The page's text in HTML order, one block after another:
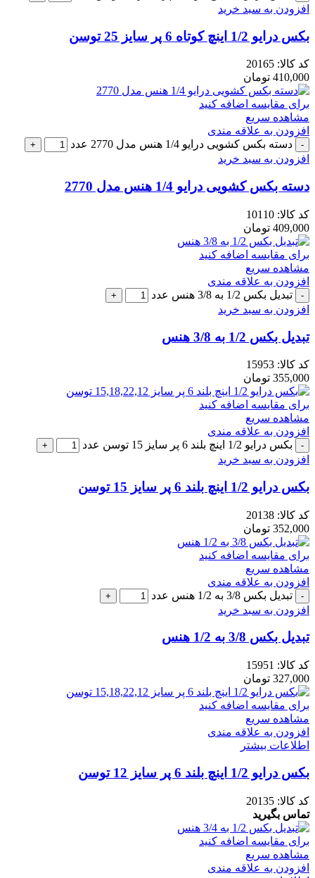
افزودن به سبد خرید
بکس درایو 1/2 اینچ کوتاه 6 پر سایز 25 توسن
کد کالا: 20165
410,000 تومان
برای مقایسه اضافه کنید
مشاهده سریع
افزودن به علاقه مندی
دسته بکس کشویی درایو 1/4 هنس مدل 2770 عدد
افزودن به سبد خرید
دسته بکس کشویی درایو 1/4 هنس مدل 2770
کد کالا: 10110
409,000 تومان
برای مقایسه اضافه کنید
مشاهده سریع
افزودن به علاقه مندی
تبدیل بکس 1/2 به 3/8 هنس عدد
افزودن به سبد خرید
تبدیل بکس 1/2 به 3/8 هنس
کد کالا: 15953
355,000 تومان
برای مقایسه اضافه کنید
مشاهده سریع
افزودن به علاقه مندی
بکس درایو 1/2 اینچ بلند 6 پر سایز 15 توسن عدد
افزودن به سبد خرید
بکس درایو 1/2 اینچ بلند 6 پر سایز 15 توسن
کد کالا: 20138
352,000 تومان
برای مقایسه اضافه کنید
مشاهده سریع
افزودن به علاقه مندی
تبدیل بکس 3/8 به 1/2 هنس عدد
افزودن به سبد خرید
تبدیل بکس 3/8 به 1/2 هنس
کد کالا: 15951
327,000 تومان
برای مقایسه اضافه کنید
مشاهده سریع
افزودن به علاقه مندی
اطلاعات بیشتر
بکس درایو 1/2 اینچ بلند 6 پر سایز 12 توسن
کد کالا: 20135
تماس بگیرید
برای مقایسه اضافه کنید
مشاهده سریع
افزودن به علاقه مندی